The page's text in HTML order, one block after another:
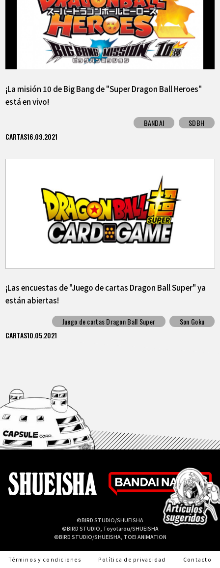
¡La misión 10 de Big Bang de "Super Dragon Ball Heroes"
está en vivo!
BANDAI
SDBH
CARTAS16.09.2021
¡Las encuestas de "Juego de cartas Dragon Ball Super" ya
están abiertas!
Juego de cartas Dragon Ball Super
Son Goku
CARTAS10.05.2021
©BIRD STUDIO/SHUEISHA
©BIRD STUDIO, Toyotarou/SHUEISHA
©BIRD STUDIO/SHUEISHA, TOEI ANIMATION
Términos y condiciones Política de privacidad Contacto